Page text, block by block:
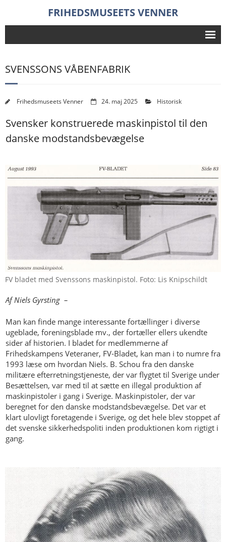
FRIHEDSMUSEETS VENNER
Foredrag
Historie
- Indmeldelse
SVENSSONS VÅBENFABRIK
Frihedsmuseets Venner 24. maj 2025 Historisk
Svensker konstruerede maskinpistol til den
danske modstandsbevægelse
FV bladet med Svenssons maskinpistol. Foto: Lis Knipschildt
Af Niels Gyrsting –
Man kan finde mange interessante fortællinger i diverse
ugeblade, foreningsblade mv., der fortæller ellers ukendte
sider af historien. I bladet for medlemmerne af
Frihedskampens Veteraner, FV-Bladet, kan man i to numre fra
1993 læse om hvordan Niels. B. Schou fra den danske
militære efterretningstjeneste, der var flygtet til Sverige under
Besættelsen, var med til at sætte en illegal produktion af
maskinpistoler i gang i Sverige. Maskinpistoler, der var
beregnet for den danske modstandsbevægelse. Det var et
klart ulovligt foretagende i Sverige, og det hele blev stoppet af
det svenske sikkerhedspoliti inden produktionen kom rigtigt i
gang.